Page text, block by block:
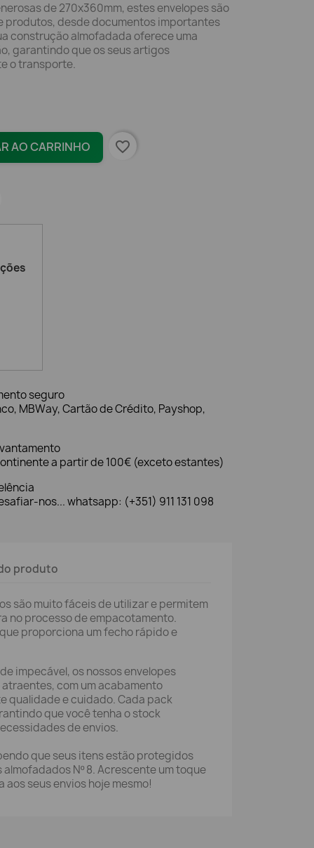
de 270x360mm, estes envelopes são
produtos, desde documentos importantes
construção almofadada oferece uma
garantindo que os seus artigos
o transporte.
AO CARRINHO favorite_border
seguro
MBWay, Cartão de Crédito, Payshop,
a partir de 100€ (exceto estantes)
nos... whatsapp: (+351) 911 131 098
produto
são muito fáceis de utilizar e permitem
no processo de empacotamento.
proporciona um fecho rápido e
impecável, os nossos envelopes
com um acabamento
qualidade e cuidado. Cada pack
que você tenha o stock
de envios.
que seus itens estão protegidos
Nº 8. Acrescente um toque
seus envios hoje mesmo!